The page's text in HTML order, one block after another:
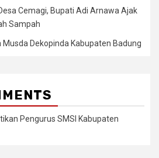
Cemagi, Bupati Adi Arnawa Ajak
Sampah
Dekopinda Kabupaten Badung
Pengurus SMSI Kabupaten